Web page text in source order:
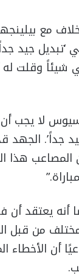
مع
جيد
شيئاً وقلت له
لا يجب
جداً’.
المصاعب هذا
أنه يعتقد أن
مختلف من قبل
أن